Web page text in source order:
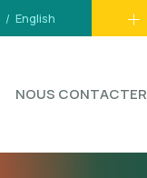
English
NOUS CONTACTER